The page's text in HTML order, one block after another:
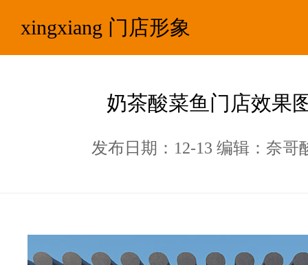
xingxiang 门店形象
奶茶酸菜鱼门店效果
发布日期：12-13 编辑：奈哥